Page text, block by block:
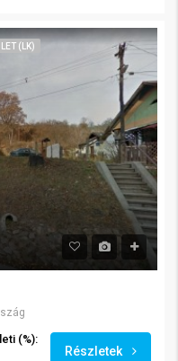
(LK)
(%):
Részletek